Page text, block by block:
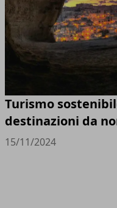
Turismo
destinazioni da
15/11/2024